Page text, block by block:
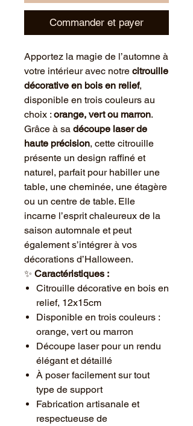
Commander et payer
Apportez la magie de l’automne à
votre intérieur avec notre citrouille
décorative en bois en relief,
disponible en trois couleurs au
choix : orange, vert ou marron.
Grâce à sa découpe laser de
haute précision, cette citrouille
présente un design raffiné et
naturel, parfait pour habiller une
table, une cheminée, une étagère
ou un centre de table. Elle
incarne l’esprit chaleureux de la
saison automnale et peut
également s’intégrer à vos
décorations d’Halloween.
✨ Caractéristiques :
Citrouille décorative en bois en
relief, 12x15cm
Disponible en trois couleurs :
orange, vert ou marron
Découpe laser pour un rendu
élégant et détaillé
À poser facilement sur tout
type de support
Fabrication artisanale et
respectueuse de